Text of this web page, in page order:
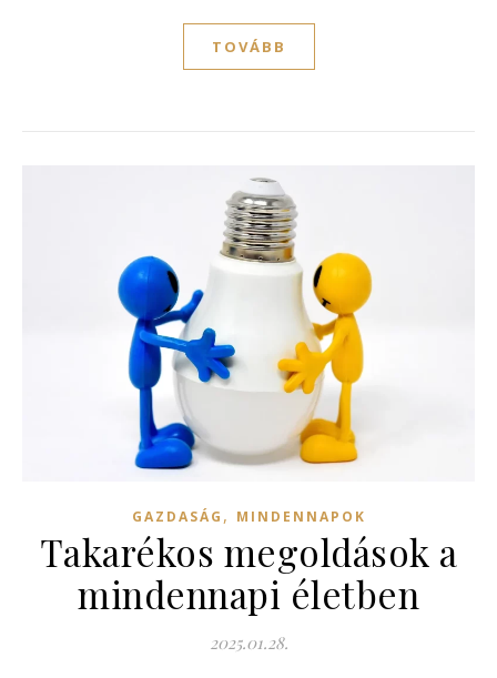
TOVÁBB
GAZDASÁG , MINDENNAPOK
Takarékos megoldások a
mindennapi életben
2025.01.28.